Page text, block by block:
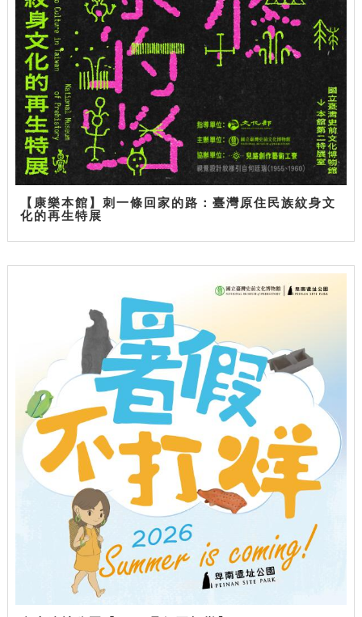
【康樂本館】刺一條回家的路：臺灣原住民族紋身文
化的再生特展